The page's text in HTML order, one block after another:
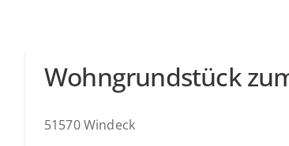
Wohngrundstück
51570 Windeck